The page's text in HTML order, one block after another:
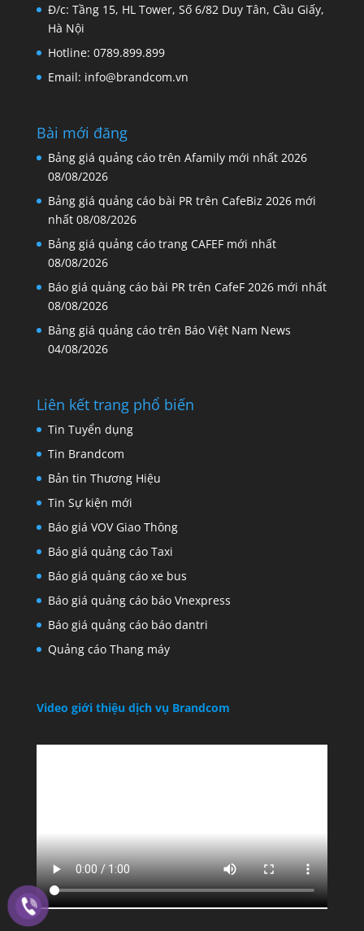
Đ/c: Tầng 15, HL Tower, Số 6/82 Duy Tân, Cầu Giấy,
Hà Nội
Hotline: 0789.899.899
Email: info@brandcom.vn
Bài mới đăng
Bảng giá quảng cáo trên Afamily mới nhất 2026
08/08/2026
Bảng giá quảng cáo bài PR trên CafeBiz 2026 mới
nhất 08/08/2026
Bảng giá quảng cáo trang CAFEF mới nhất
08/08/2026
Báo giá quảng cáo bài PR trên CafeF 2026 mới nhất
08/08/2026
Bảng giá quảng cáo trên Báo Việt Nam News
04/08/2026
Liên kết trang phổ biến
Tin Tuyển dụng
Tin Brandcom
Bản tin Thương Hiệu
Tin Sự kiện mới
Báo giá VOV Giao Thông
Báo giá quảng cáo Taxi
Báo giá quảng cáo xe bus
Báo giá quảng cáo báo Vnexpress
Báo giá quảng cáo báo dantri
Quảng cáo Thang máy
Video giới thiệu dịch vụ Brandcom